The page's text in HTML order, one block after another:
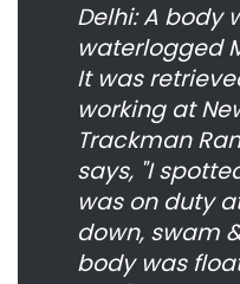
Delhi: A body
waterlogged
It was
working at
Trackman
says, "I
was on duty
down, swam
body was